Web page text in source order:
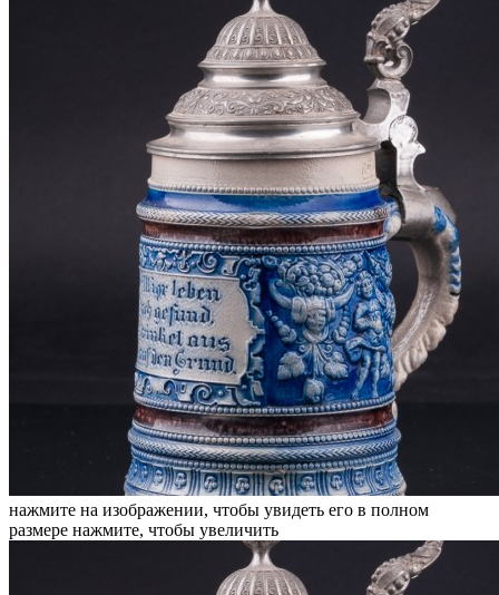
нажмите на изображении, чтобы увидеть его в полном
размере нажмите, чтобы увеличить